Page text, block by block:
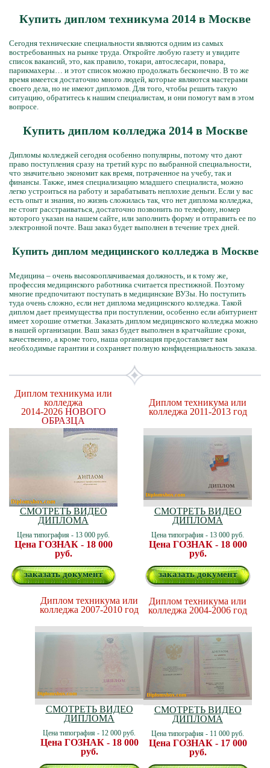
Купить диплом техникума 2014 в Москве
Сегодня технические специальности являются одним из самых
востребованных на рынке труда. Откройте любую газету и увидите
список вакансий, это, как правило, токари, автослесари, повара,
парикмахеры… и этот список можно продолжать бесконечно. В то же
время имеется достаточно много людей, которые являются мастерами
своего дела, но не имеют дипломов. Для того, чтобы решить такую
ситуацию, обратитесь к нашим специалистам, и они помогут вам в этом
вопросе.
Купить диплом колледжа 2014 в Москве
Дипломы колледжей сегодня особенно популярны, потому что дают
право поступления сразу на третий курс по выбранной специальности,
что значительно экономит как время, потраченное на учебу, так и
финансы. Также, имея специализацию младшего специалиста, можно
легко устроиться на работу и зарабатывать неплохие деньги. Если у вас
есть опыт и знания, но жизнь сложилась так, что нет диплома колледжа,
не стоит расстраиваться, достаточно позвонить по телефону, номер
которого указан на нашем сайте, или заполнить форму и отправить ее по
электронной почте. Ваш заказ будет выполнен в течение трех дней.
Купить диплом медицинского колледжа в Москве
Медицина – очень высокооплачиваемая должность, и к тому же,
профессия медицинского работника считается престижной. Поэтому
многие предпочитают поступать в медицинские ВУЗы. Но поступить
туда очень сложно, если нет диплома медицинского колледжа. Такой
диплом дает преимущества при поступлении, особенно если абитуриент
имеет хорошие отметки. Заказать диплом медицинского колледжа можно
в нашей организации. Ваш заказ будет выполнен в кратчайшие сроки,
качественно, а кроме того, наша организация предоставляет вам
необходимые гарантии и сохраняет полную конфиденциальность заказа.
Диплом техникума или
колледжа
2014-2026 НОВОГО
ОБРАЗЦА
СМОТРЕТЬ ВИДЕО
ДИПЛОМА
Цена типография - 13 000 руб.
Цена ГОЗНАК - 18 000
руб.
заказать документ
Диплом техникума или
колледжа 2011-2013 год
СМОТРЕТЬ ВИДЕО
ДИПЛОМА
Цена типография - 13 000 руб.
Цена ГОЗНАК - 18 000
руб.
заказать документ
Диплом техникума или
колледжа 2007-2010 год
СМОТРЕТЬ ВИДЕО
ДИПЛОМА
Цена типография - 12 000 руб.
Цена ГОЗНАК - 18 000
руб.
Диплом техникума или
колледжа 2004-2006 год
СМОТРЕТЬ ВИДЕО
ДИПЛОМА
Цена типография - 11 000 руб.
Цена ГОЗНАК - 17 000
руб.